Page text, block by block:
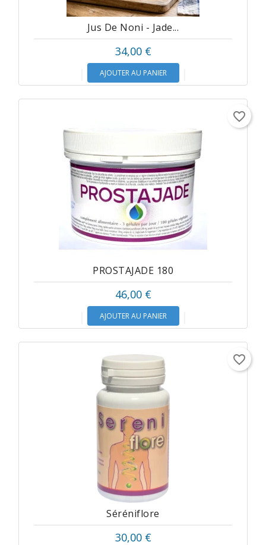
Jus De Noni - Jade...
34,00 €
AJOUTER AU PANIER
PROSTAJADE 180
46,00 €
AJOUTER AU PANIER
favorite_border
Séréniflore
30,00 €
favorite_border